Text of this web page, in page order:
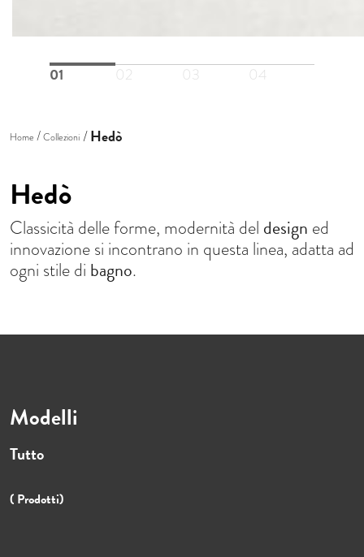
01 02 03 04
Home Collezioni Hedò
Hedò
Classicità delle forme, modernità del design ed
innovazione si incontrano in questa linea, adatta ad
ogni stile di bagno.
Modelli
Tutto
( Prodotti)